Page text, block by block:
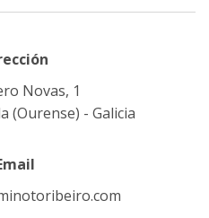
Novas, 1
(Ourense) - Galicia